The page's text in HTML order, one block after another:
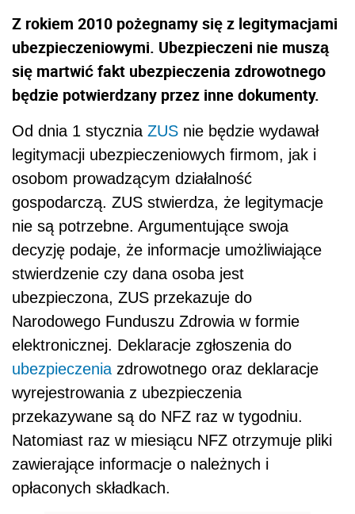
Z rokiem 2010 pożegnamy się z legitymacjami
ubezpieczeniowymi. Ubezpieczeni nie muszą
się martwić fakt ubezpieczenia zdrowotnego
będzie potwierdzany przez inne dokumenty.
Od dnia 1 stycznia ZUS nie będzie wydawał
legitymacji ubezpieczeniowych firmom, jak i
osobom prowadzącym działalność
gospodarczą. ZUS stwierdza, że legitymacje
nie są potrzebne. Argumentujące swoja
decyzję podaje, że informacje umożliwiające
stwierdzenie czy dana osoba jest
ubezpieczona, ZUS przekazuje do
Narodowego Funduszu Zdrowia w formie
elektronicznej. Deklaracje zgłoszenia do
ubezpieczenia zdrowotnego oraz deklaracje
wyrejestrowania z ubezpieczenia
przekazywane są do NFZ raz w tygodniu.
Natomiast raz w miesiącu NFZ otrzymuje pliki
zawierające informacje o należnych i
opłaconych składkach.